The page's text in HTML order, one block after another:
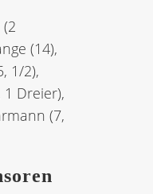
(14),
1/2),
1 Dreier),
(7,